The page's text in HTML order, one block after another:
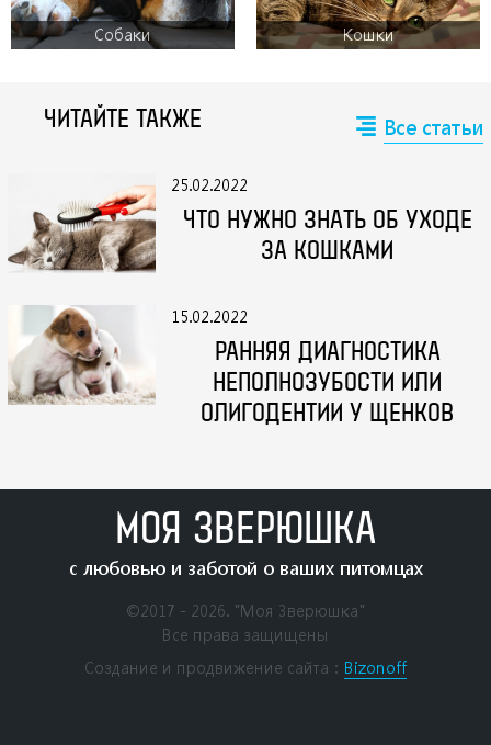
Собаки Кошки
ЧИТАЙТЕ ТАКЖЕ Все статьи
25.02.2022
ЧТО НУЖНО ЗНАТЬ ОБ УХОДЕ
ЗА КОШКАМИ
15.02.2022
РАННЯЯ ДИАГНОСТИКА
НЕПОЛНОЗУБОСТИ ИЛИ
ОЛИГОДЕНТИИ У ЩЕНКОВ
МОЯ ЗВЕРЮШКА
с любовью и заботой о ваших питомцах
©2017 - 2026. "Моя Зверюшка"
Все права защищены
Создание и продвижение сайта： Bizonoff